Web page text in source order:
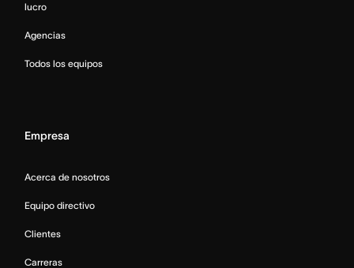
lucro
Agencias
Todos los equipos
Empresa
Acerca de nosotros
Equipo directivo
Clientes
Carreras